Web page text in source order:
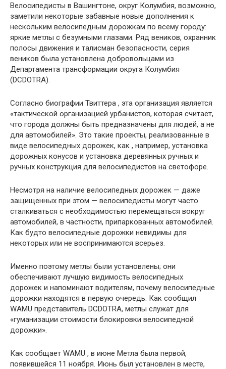
Велосипедисты в Вашингтоне, округ Колумбия, возможно,
заметили некоторые забавные новые дополнения к
нескольким велосипедным дорожкам по всему городу:
яркие метлы с безумными глазами. Ряд веников, охранник
полосы движения и талисман безопасности, серия
веников была установлена ​​добровольцами из
Департамента трансформации округа Колумбия
(DCDOTRA).
Согласно биографии Твиттера , эта организация является
«тактической организацией урбанистов, которая считает,
что города должны быть предназначены для людей, а не
для автомобилей». Это такие проекты, реализованные в
виде велосипедных дорожек, как , например, установка
дорожных конусов и установка деревянных ручных и
ручных конструкция для велосипедистов на светофоре.
Несмотря на наличие велосипедных дорожек — даже
защищенных при этом — велосипедисты могут часто
сталкиваться с необходимостью перемещаться вокруг
автомобилей, в частности, припаркованных автомобилей.
Как будто велосипедные дорожки невидимы для
некоторых или не воспринимаются всерьез.
Именно поэтому метлы были установлены; они
обеспечивают лучшую видимость велосипедных
дорожек и напоминают водителям, почему велосипедные
дорожки находятся в первую очередь. Как сообщил
WAMU представитель DCDOTRA, метлы служат для
«гуманизации стоимости блокировки велосипедной
дорожки».
Как сообщает WAMU , в июне Метла была первой,
появившейся 11 ноября. Июнь был установлен в месте,